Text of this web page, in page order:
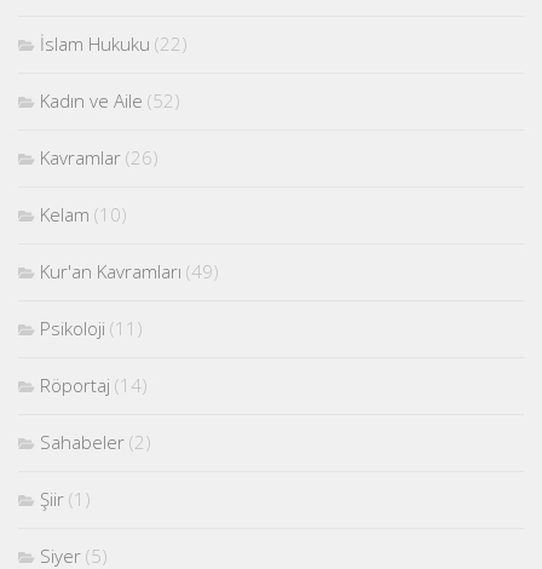
İslam Hukuku (22)
Kadın ve Aile (52)
Kavramlar (26)
Kelam (10)
Kur'an Kavramları (49)
Psikoloji (11)
Röportaj (14)
Sahabeler (2)
Şiir (1)
Siyer (5)